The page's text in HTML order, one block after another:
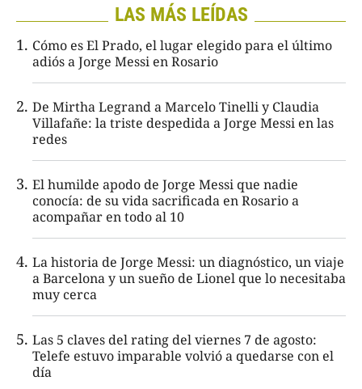
LAS MÁS LEÍDAS
Cómo es El Prado, el lugar elegido para el último
adiós a Jorge Messi en Rosario
De Mirtha Legrand a Marcelo Tinelli y Claudia
Villafañe: la triste despedida a Jorge Messi en las
redes
El humilde apodo de Jorge Messi que nadie
conocía: de su vida sacrificada en Rosario a
acompañar en todo al 10
La historia de Jorge Messi: un diagnóstico, un viaje
a Barcelona y un sueño de Lionel que lo necesitaba
muy cerca
Las 5 claves del rating del viernes 7 de agosto:
Telefe estuvo imparable volvió a quedarse con el
día